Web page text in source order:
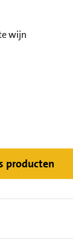
wijn
producten